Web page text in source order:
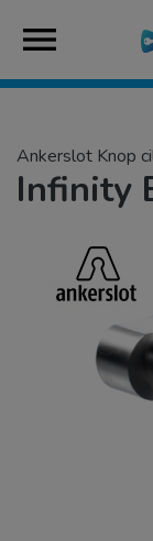
menu
Ankerslot Knop
Infinity